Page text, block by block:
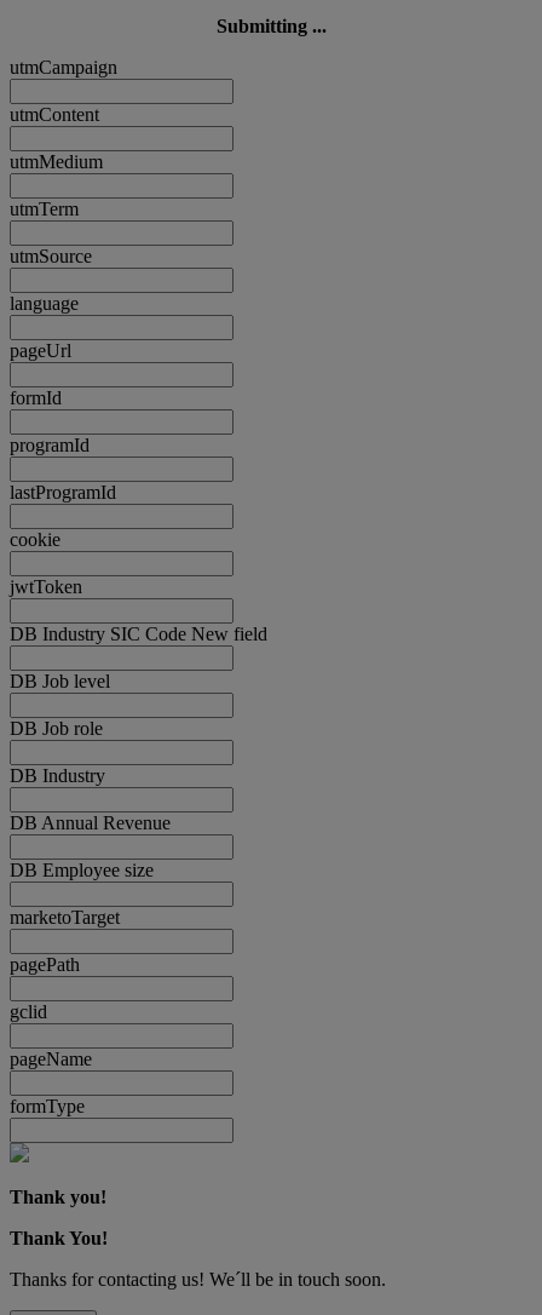
Submitting ...
utmCampaign
utmContent
utmMedium
utmTerm
utmSource
language
pageUrl
formId
programId
lastProgramId
cookie
jwtToken
DB Industry SIC Code New field
DB Job level
DB Job role
DB Industry
DB Annual Revenue
DB Employee size
marketoTarget
pagePath
gclid
pageName
formType
Thank you!
Thank You!
Thanks for contacting us! We´ll be in touch soon.